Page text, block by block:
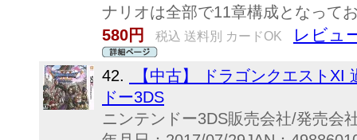
ナリオは全部で11章構成となって
580円
税込 送料別 カードOK レビュ
42.
【中古】 ドラゴンクエストXI
ドー3DS
ニンテンドー3DS販売会社/発売会